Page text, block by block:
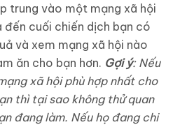
trung vào một mạng xã hội
cuối chiến dịch bạn có
và xem mạng xã hội nào
ăn cho bạn hơn. Gợi ý: Nếu
xã hội phù hợp nhất cho
thì tại sao không thử quan
đang làm. Nếu họ đang chi